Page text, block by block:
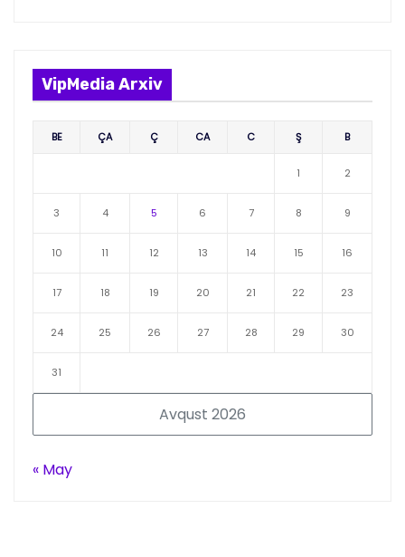
VipMedia Arxiv
Avqust 2026
BE ÇA Ç CA C Ş B
1 2
3 4 5 6 7 8 9
10 11 12 13 14 15 16
17 18 19 20 21 22 23
24 25 26 27 28 29 30
31
« May